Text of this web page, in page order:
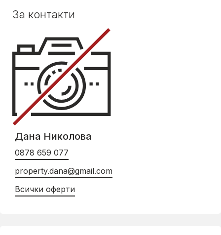
За контакти
Дана Николова
0878 659 077
property.dana@gmail.com
Всички оферти